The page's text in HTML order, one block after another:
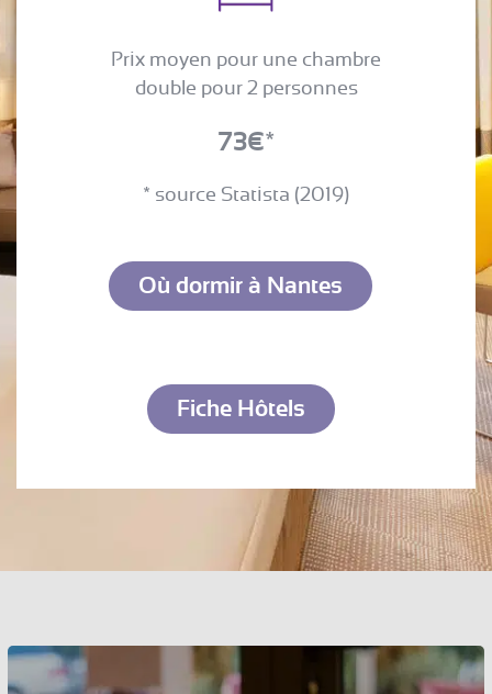
Prix moyen pour une chambre
double pour 2 personnes
73€*
* source Statista (2019)
Où dormir à Nantes
Fiche Hôtels